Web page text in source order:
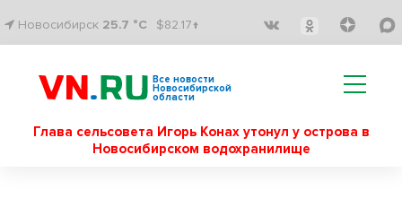
Новосибирск 25.7 °C $82.17↑
Все новости
Новосибирской
области
Глава сельсовета Игорь Конах утонул у острова в
Новосибирском водохранилище